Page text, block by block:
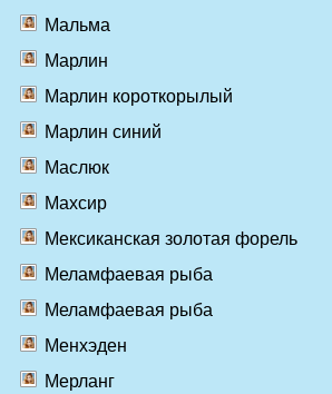
Мальма
Марлин
Марлин короткорылый
Марлин синий
Маслюк
Махсир
Мексиканская золотая форель
Меламфаевая рыба
Меламфаевая рыба
Менхэден
Мерланг